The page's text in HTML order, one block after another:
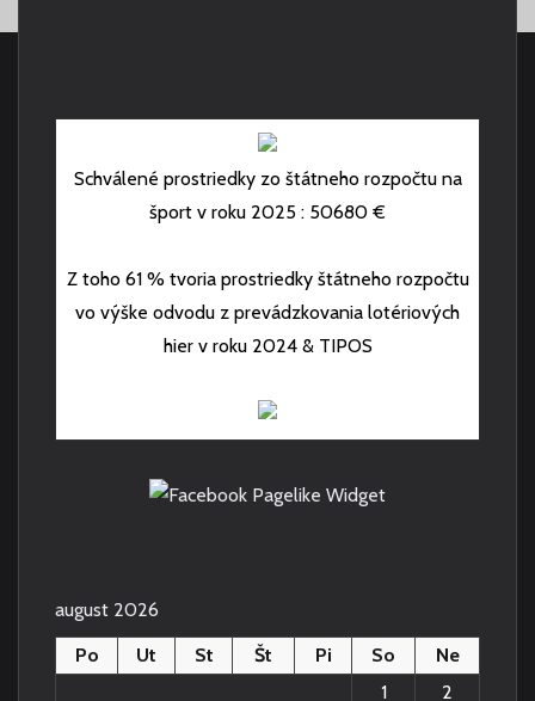
Schválené prostriedky zo štátneho rozpočtu na
šport v roku 2025 : 50680 €
Z toho 61 % tvoria prostriedky štátneho rozpočtu
vo výške odvodu z prevádzkovania lotériových
hier v roku 2024 & TIPOS
august 2026
Po
Ut St Št Pi So
Ne
1
2